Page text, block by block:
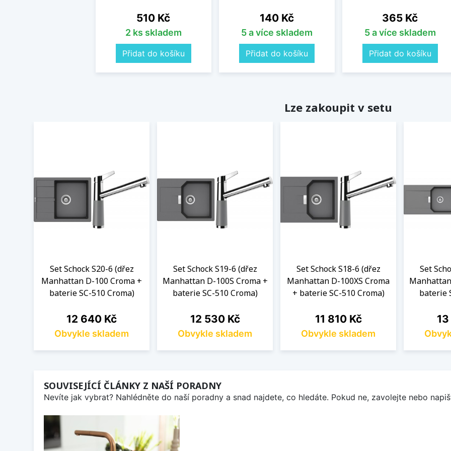
Cena
510 Kč
2 ks skladem
Přidat do košíku
Cena
140 Kč
5 a více skladem
Přidat do košíku
Cena
365 Kč
5 a více skladem
Přidat do košíku
Lze zakoupit v setu
Set Schock S20-6 (dřez
Manhattan D-100 Croma +
baterie SC-510 Croma)
Cena
12 640 Kč
Obvykle skladem
Set Schock S19-6 (dřez
Manhattan D-100S Croma +
baterie SC-510 Croma)
Cena
12 530 Kč
Obvykle skladem
Set Schock S18-6 (dřez
Manhattan D-100XS Croma
+ baterie SC-510 Croma)
Cena
11 810 Kč
Obvykle skladem
Set
baterie
SOUVISEJÍCÍ ČLÁNKY Z NAŠÍ PORADNY
Nevíte jak vybrat? Nahlédněte do naší poradny a snad najdete, co hledáte. Pokud ne, zavolejte nebo